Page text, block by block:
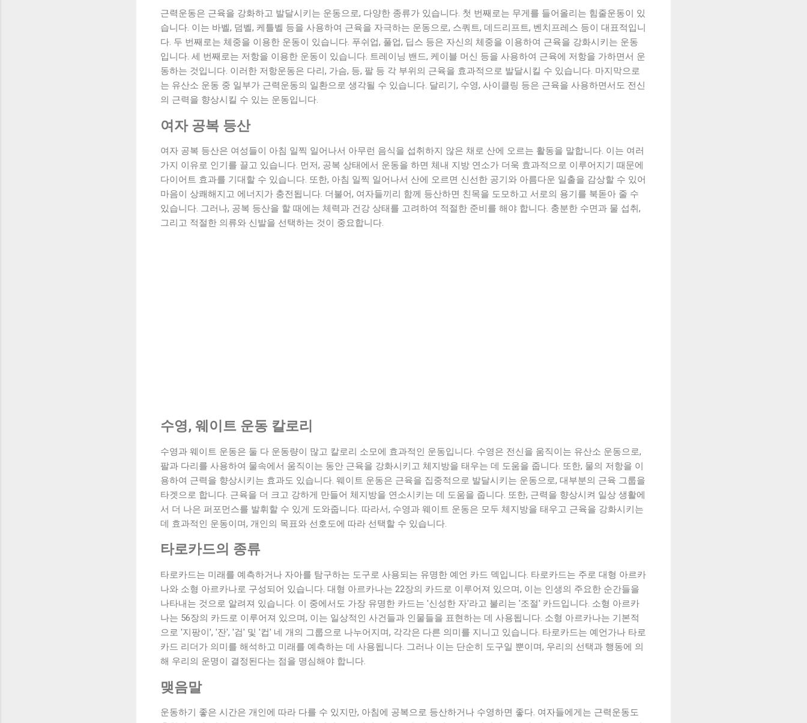
근력운동은 근육을 강화하고 발달시키는 운동으로, 다양한 종류가 있습니다. 첫 번째로는 무게를 들어올리는 힘줄운동이 있
습니다. 이는 바벨, 덤벨, 케틀벨 등을 사용하여 근육을 자극하는 운동으로, 스쿼트, 데드리프트, 벤치프레스 등이 대표적입니
다. 두 번째로는 체중을 이용한 운동이 있습니다. 푸쉬업, 풀업, 딥스 등은 자신의 체중을 이용하여 근육을 강화시키는 운동
입니다. 세 번째로는 저항을 이용한 운동이 있습니다. 트레이닝 밴드, 케이블 머신 등을 사용하여 근육에 저항을 가하면서 운
동하는 것입니다. 이러한 저항운동은 다리, 가슴, 등, 팔 등 각 부위의 근육을 효과적으로 발달시킬 수 있습니다. 마지막으로
는 유산소 운동 중 일부가 근력운동의 일환으로 생각될 수 있습니다. 달리기, 수영, 사이클링 등은 근육을 사용하면서도 전신
의 근력을 향상시킬 수 있는 운동입니다.
여자 공복 등산
여자 공복 등산은 여성들이 아침 일찍 일어나서 아무런 음식을 섭취하지 않은 채로 산에 오르는 활동을 말합니다. 이는 여러
가지 이유로 인기를 끌고 있습니다. 먼저, 공복 상태에서 운동을 하면 체내 지방 연소가 더욱 효과적으로 이루어지기 때문에
다이어트 효과를 기대할 수 있습니다. 또한, 아침 일찍 일어나서 산에 오르면 신선한 공기와 아름다운 일출을 감상할 수 있어
마음이 상쾌해지고 에너지가 충전됩니다. 더불어, 여자들끼리 함께 등산하면 친목을 도모하고 서로의 용기를 북돋아 줄 수
있습니다. 그러나, 공복 등산을 할 때에는 체력과 건강 상태를 고려하여 적절한 준비를 해야 합니다. 충분한 수면과 물 섭취,
그리고 적절한 의류와 신발을 선택하는 것이 중요합니다.
수영, 웨이트 운동 칼로리
수영과 웨이트 운동은 둘 다 운동량이 많고 칼로리 소모에 효과적인 운동입니다. 수영은 전신을 움직이는 유산소 운동으로,
팔과 다리를 사용하여 물속에서 움직이는 동안 근육을 강화시키고 체지방을 태우는 데 도움을 줍니다. 또한, 물의 저항을 이
용하여 근력을 향상시키는 효과도 있습니다. 웨이트 운동은 근육을 집중적으로 발달시키는 운동으로, 대부분의 근육 그룹을
타겟으로 합니다. 근육을 더 크고 강하게 만들어 체지방을 연소시키는 데 도움을 줍니다. 또한, 근력을 향상시켜 일상 생활에
서 더 나은 퍼포먼스를 발휘할 수 있게 도와줍니다. 따라서, 수영과 웨이트 운동은 모두 체지방을 태우고 근육을 강화시키는
데 효과적인 운동이며, 개인의 목표와 선호도에 따라 선택할 수 있습니다.
타로카드의 종류
타로카드는 미래를 예측하거나 자아를 탐구하는 도구로 사용되는 유명한 예언 카드 덱입니다. 타로카드는 주로 대형 아르카
나와 소형 아르카나로 구성되어 있습니다. 대형 아르카나는 22장의 카드로 이루어져 있으며, 이는 인생의 주요한 순간들을
나타내는 것으로 알려져 있습니다. 이 중에서도 가장 유명한 카드는 '신성한 자'라고 불리는 '조절' 카드입니다. 소형 아르카
나는 56장의 카드로 이루어져 있으며, 이는 일상적인 사건들과 인물들을 표현하는 데 사용됩니다. 소형 아르카나는 기본적
으로 '지팡이', '잔', '검' 및 '컵' 네 개의 그룹으로 나누어지며, 각각은 다른 의미를 지니고 있습니다. 타로카드는 예언가나 타로
카드 리더가 의미를 해석하고 미래를 예측하는 데 사용됩니다. 그러나 이는 단순히 도구일 뿐이며, 우리의 선택과 행동에 의
해 우리의 운명이 결정된다는 점을 명심해야 합니다.
맺음말
운동하기 좋은 시간은 개인에 따라 다를 수 있지만, 아침에 공복으로 등산하거나 수영하면 좋다. 여자들에게는 근력운동도